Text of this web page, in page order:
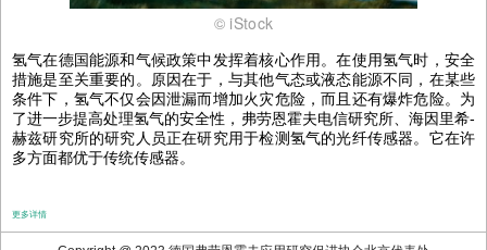
© iStock
氢气在德国能源和气候政策中发挥着核心作用。在使用氢气时，安全
措施是至关重要的。原因在于，与其他气态或液态能源不同， 在某些
条件下， 氢气不仅会因泄漏而增加火灾危险，而且还有爆炸危险。为
了进一步提高处理氢气的安全性，弗劳恩霍夫电信研究所、海因里希-
赫兹研究所的研究人员正在研究用于检测氢气的光纤传感器。它在许
多方面都优于传统传感器。
更多详情